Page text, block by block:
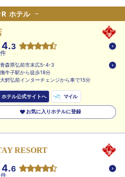
ホテル
4.3
件
青森県弘前市末広5-4-3
撫牛子駅から徒歩18分
大鰐弘前インターチェンジから車で15分
ホテル公式サイトへ マイル
お気に入りホテルに登録
RESORT
4.6